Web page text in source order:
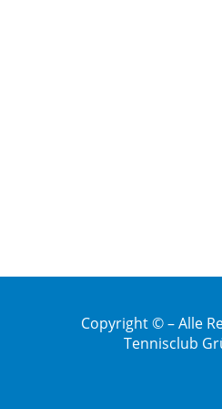
Copyright © – Alle
Tennisclub